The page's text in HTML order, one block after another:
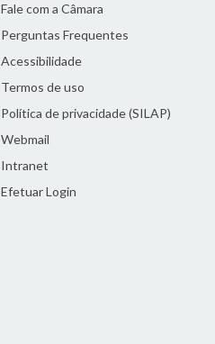
Fale com a Câmara
Perguntas Frequentes
Acessibilidade
Termos de uso
Política de privacidade (SILAP)
Webmail
Intranet
Efetuar Login